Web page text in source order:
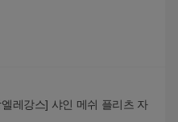
레강스] 샤인 메쉬 플리츠 자